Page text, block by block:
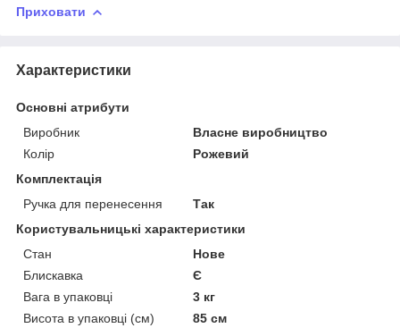
Приховати
Характеристики
Основні атрибути
Виробник
Власне виробництво
Колір
Рожевий
Комплектація
Ручка для перенесення
Так
Користувальницькі характеристики
Cтан
Нове
Блискавка
Є
Вага в упаковці
3 кг
Висота в упаковці (см)
85 см